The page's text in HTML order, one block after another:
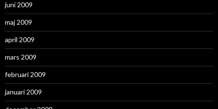
juni 2009
maj 2009
april 2009
mars 2009
februari 2009
januari 2009